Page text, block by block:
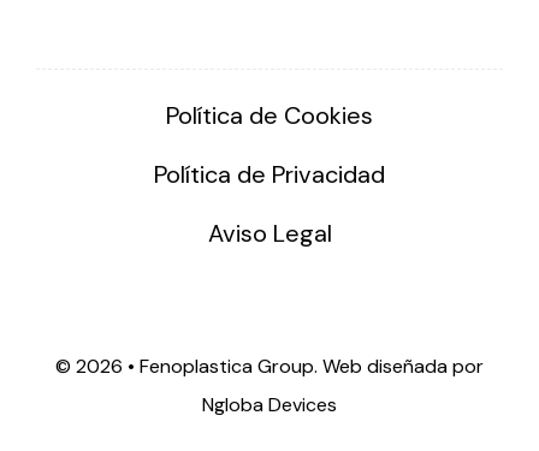
Política de Cookies
Política de Privacidad
Aviso Legal
© 2026 • Fenoplastica Group. Web diseñada por
Ngloba Devices